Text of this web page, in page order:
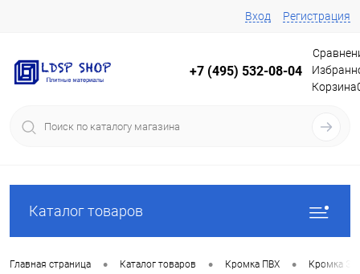
Вход Регистрация
+7 (495) 532-08-04
Корзина
Каталог товаров
Главная страница • Каталог товаров • Кромка ПВХ • Кромка